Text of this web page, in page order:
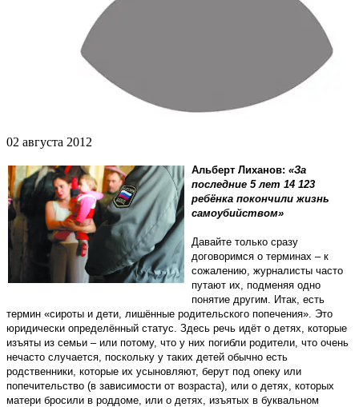
02 августа 2012
Альберт Лиханов: «За
последние 5 лет 14 123
ребёнка покончили жизнь
самоубийством»
Давайте только сразу
договоримся о терминах – к
сожалению, журналисты часто
путают их, подменяя одно
понятие другим. Итак, есть
термин «сироты и дети, лишённые родительского попечения». Это
юридически определённый статус. Здесь речь идёт о детях, которые
изъяты из семьи – или потому, что у них погибли родители, что очень
нечасто случается, поскольку у таких детей обычно есть
родственники, которые их усыновляют, берут под опеку или
попечительство (в зависимости от возраста), или о детях, которых
матери бросили в роддоме, или о детях, изъятых в буквальном